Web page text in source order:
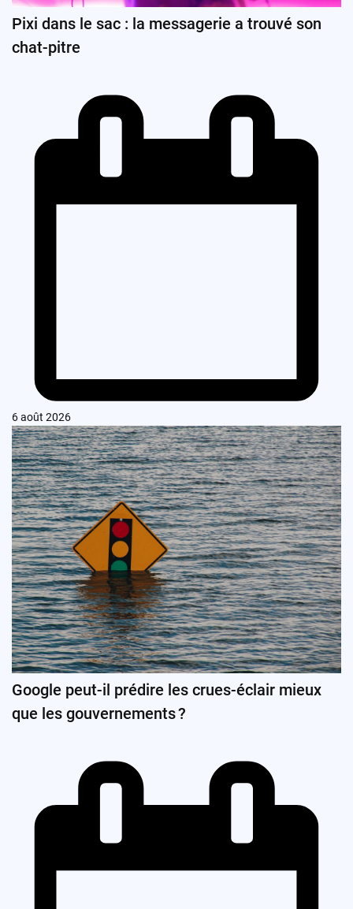
Pixi dans le sac : la messagerie a trouvé son
chat-pitre
6 août 2026
Google peut-il prédire les crues-éclair mieux
que les gouvernements ?